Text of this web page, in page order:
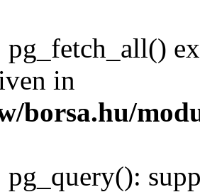
pg_fetch_all()
in
borsa.hu/
pg_query():